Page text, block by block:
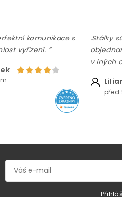
komunikace s
vyřízení. ”
,Stálky
v iných
před